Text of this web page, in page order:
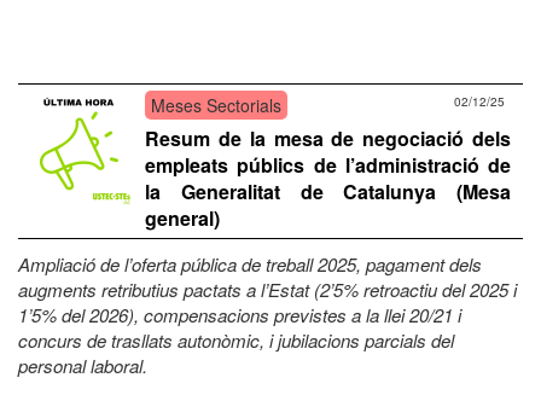
Meses Sectorials 02/12/25
Resum de la mesa de negociació dels
empleats públics de l’administració de
la Generalitat de Catalunya (Mesa
general)
Ampliació de l’oferta pública de treball 2025, pagament dels
augments retributius pactats a l’Estat (2’5% retroactiu del 2025 i
1’5% del 2026), compensacions previstes a la llei 20/21 i
concurs de trasllats autonòmic, i jubilacions parcials del
personal laboral.